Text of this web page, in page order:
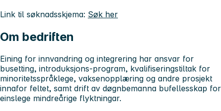
Link til søknadsskjema: Søk her
Om bedriften
Eining for innvandring og integrering har ansvar for
busetting, introduksjons-program, kvalifiseringstiltak for
minoritetsspråklege, vaksenopplæring og andre prosjekt
innafor feltet, samt drift av døgnbemanna bufellesskap for
einslege mindreårige flyktningar.